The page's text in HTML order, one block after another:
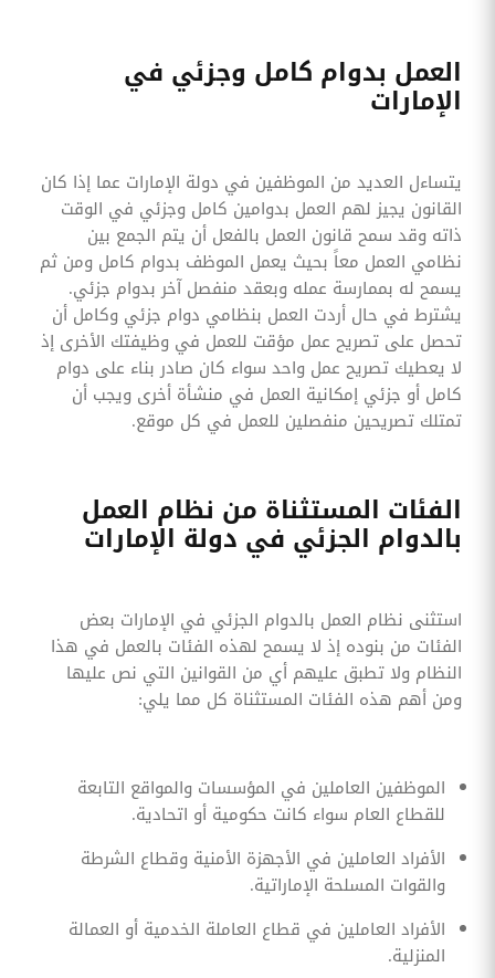
العمل بدوام كامل وجزئي في
الإمارات
يتساءل العديد من الموظفين في دولة الإمارات عما إذا كان
القانون يجيز لهم العمل بدوامين كامل وجزئي في الوقت
ذاته وقد سمح قانون العمل بالفعل أن يتم الجمع بين
نظامي العمل معاً بحيث يعمل الموظف بدوام كامل ومن ثم
يسمح له بممارسة عمله وبعقد منفصل آخر بدوام جزئي.
يشترط في حال أردت العمل بنظامي دوام جزئي وكامل أن
تحصل على تصريح عمل مؤقت للعمل في وظيفتك الأخرى إذ
لا يعطيك تصريح عمل واحد سواء كان صادر بناء على دوام
كامل أو جزئي إمكانية العمل في منشأة أخرى ويجب أن
تمتلك تصريحين منفصلين للعمل في كل موقع.
الفئات المستثناة من نظام العمل
بالدوام الجزئي في دولة الإمارات
استثنى نظام العمل بالدوام الجزئي في الإمارات بعض
الفئات من بنوده إذ لا يسمح لهذه الفئات بالعمل في هذا
النظام ولا تطبق عليهم أي من القوانين التي نص عليها
ومن أهم هذه الفئات المستثناة كل مما يلي:
الموظفين العاملين في المؤسسات والمواقع التابعة
للقطاع العام سواء كانت حكومية أو اتحادية.
‏الأفراد العاملين في الأجهزة الأمنية وقطاع الشرطة
والقوات المسلحة الإماراتية.
‏الأفراد العاملين في قطاع العاملة الخدمية أو العمالة
المنزلية.